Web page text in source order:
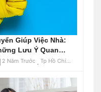
Giúp Việc Nhà:
Lưu Ý Quan
2 Năm Trước Tp Hồ Chí Minh